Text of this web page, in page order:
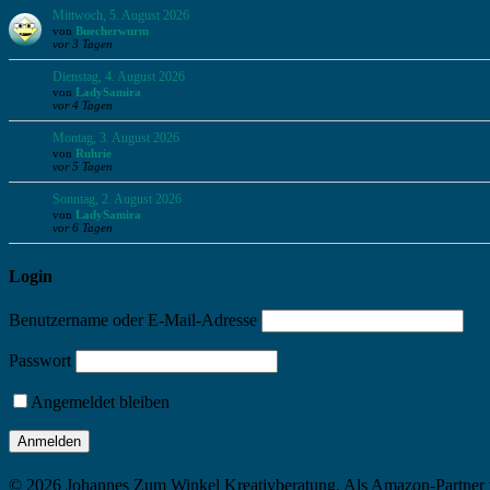
Mittwoch, 5. August 2026
von Buecherwurm
vor 3 Tagen
Dienstag, 4. August 2026
von LadySamira
vor 4 Tagen
Montag, 3. August 2026
von Ruhrie
vor 5 Tagen
Sonntag, 2. August 2026
von LadySamira
vor 6 Tagen
Login
Benutzername oder E-Mail-Adresse
Passwort
Angemeldet bleiben
© 2026 Johannes Zum Winkel Kreativberatung. Als Amazon-